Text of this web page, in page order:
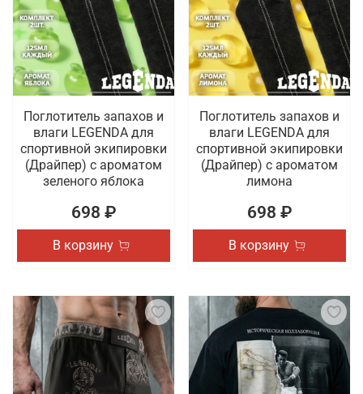
Поглотитель запахов и
влаги LEGENDA для
спортивной экипировки
(Драйпер) с ароматом
зеленого яблока
698 ₽
В корзину
Поглотитель запахов и
влаги LEGENDA для
спортивной экипировки
(Драйпер) с ароматом
лимона
698 ₽
В корзину